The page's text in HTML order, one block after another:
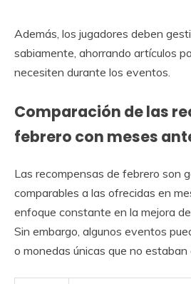
Además, los jugadores deben
sabiamente, ahorrando artículos
necesiten durante los eventos.
Comparación de las
febrero con meses
Las recompensas de febrero son
comparables a las ofrecidas en
enfoque constante en la mejora
Sin embargo, algunos eventos
o monedas únicas que no estaban